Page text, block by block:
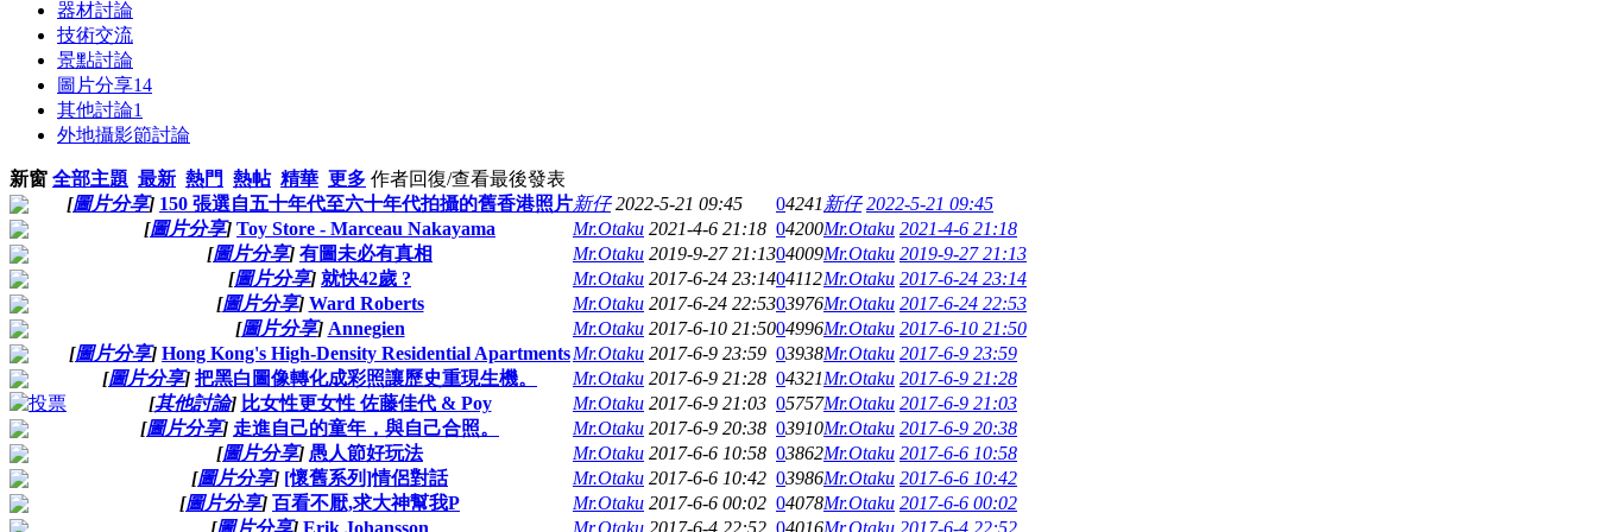
器材討論
技術交流
景點討論
圖片分享14
其他討論1
外地攝影節討論
新窗 全部主題 最新 熱門 熱帖 精華 更多 作者回復/查看最後發表
[圖片分享] 150 張選自五十年代至六十年代拍攝的舊香港照片新仔 2022-5-21 09:45 04241 新仔 2022-5-21 09:45
[圖片分享] Toy Store - Marceau Nakayama Mr.Otaku 2021-4-6 21:18 04200Mr.Otaku 2021-4-6 21:18
[圖片分享] 有圖未必有真相 Mr.Otaku 2019-9-27 21:1304009Mr.Otaku 2019-9-27 21:13
[圖片分享] 就快42歲 ? Mr.Otaku 2017-6-24 23:1404112Mr.Otaku 2017-6-24 23:14
[圖片分享] Ward Roberts Mr.Otaku 2017-6-24 22:5303976Mr.Otaku 2017-6-24 22:53
[圖片分享] Annegien Mr.Otaku 2017-6-10 21:5004996Mr.Otaku 2017-6-10 21:50
[圖片分享] Hong Kong's High-Density Residential ApartmentsMr.Otaku 2017-6-9 23:59 03938Mr.Otaku 2017-6-9 23:59
[圖片分享] 把黑白圖像轉化成彩照讓歷史重現生機。 Mr.Otaku 2017-6-9 21:28 04321Mr.Otaku 2017-6-9 21:28
[其他討論] 比女性更女性 佐藤佳代 & Poy Mr.Otaku 2017-6-9 21:03 05757Mr.Otaku 2017-6-9 21:03
[圖片分享] 走進自己的童年，與自己合照。 Mr.Otaku 2017-6-9 20:38 03910Mr.Otaku 2017-6-9 20:38
[圖片分享] 愚人節好玩法 Mr.Otaku 2017-6-6 10:58 03862Mr.Otaku 2017-6-6 10:58
[圖片分享] [懷舊系列]情侶對話 Mr.Otaku 2017-6-6 10:42 03986Mr.Otaku 2017-6-6 10:42
[圖片分享] 百看不厭,求大神幫我P Mr.Otaku 2017-6-6 00:02 04078Mr.Otaku 2017-6-6 00:02
[圖片分享] Erik Johansson Mr.Otaku 2017-6-4 22:52 04016Mr.Otaku 2017-6-4 22:52